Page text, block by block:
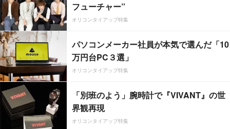
フューチャー”
オリコンタイアップ特集
パソコンメーカー社員が本気で選んだ「10
万円台PC３選」
オリコンタイアップ特集
「別班のよう」腕時計で『VIVANT』の世
界観再現
オリコンタイアップ特集